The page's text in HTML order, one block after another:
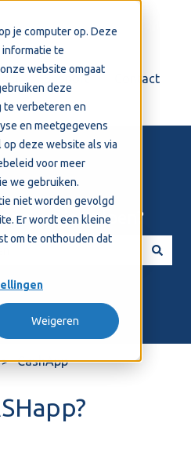
je computer op. Deze
te
website omgaat
deze
te verbeteren en
en meetgegevens
deze website als via
voor meer
we gebruiken.
niet worden gevolgd
Er wordt een kleine
om te onthouden dat
Weigeren
Support Contact
we je helpen?
CashApp